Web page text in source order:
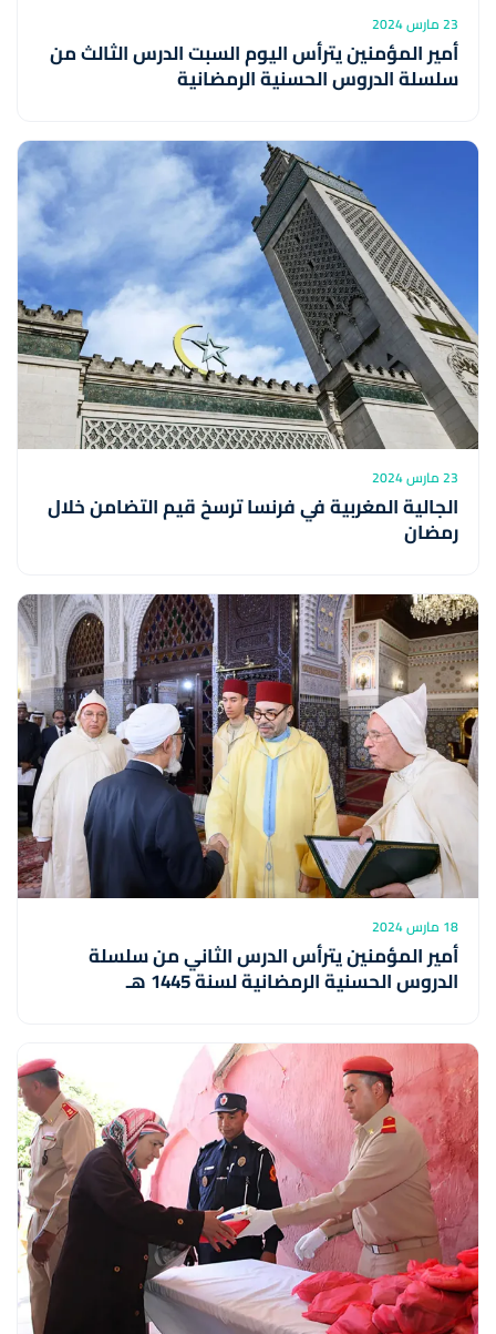
23 مارس 2024
أمير المؤمنين يترأس اليوم السبت الدرس الثالث من
سلسلة الدروس الحسنية الرمضانية
23 مارس 2024
الجالية المغربية في فرنسا ترسخ قيم التضامن خلال
رمضان
18 مارس 2024
أمير المؤمنين يترأس الدرس الثاني من سلسلة
الدروس الحسنية الرمضانية لسنة 1445 هـ